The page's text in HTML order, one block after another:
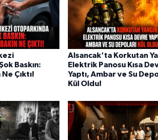
Baskın:
Çıktı!
Alsancak'ta Korkutan
Elektrik Panosu Kısa
Yaptı, Ambar ve Su
Kül Oldu!